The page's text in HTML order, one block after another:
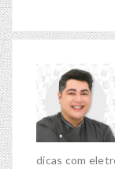
dicas com